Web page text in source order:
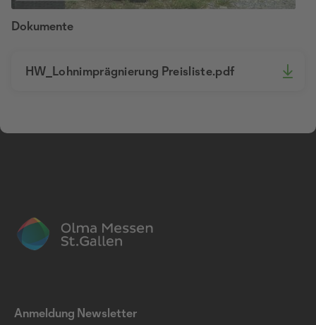
Dokumente
HW_Lohnimprägnierung Preisliste.pdf
Anmeldung Newsletter